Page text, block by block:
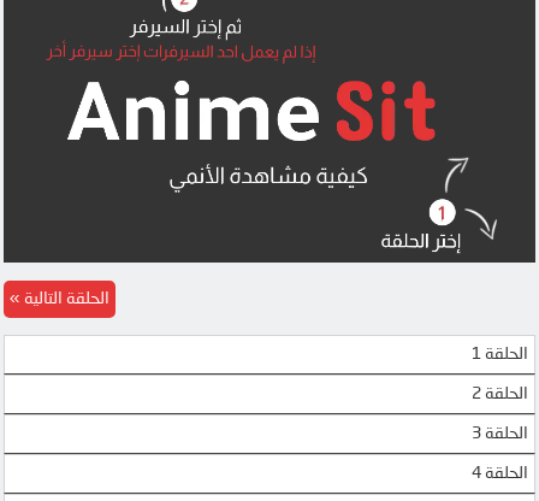
MEGA
الحلقة 1
الحلقة 2
الحلقة 3
الحلقة 4
الحلقة التالية